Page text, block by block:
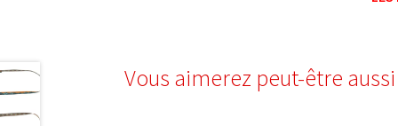
Vous aimerez peut-être